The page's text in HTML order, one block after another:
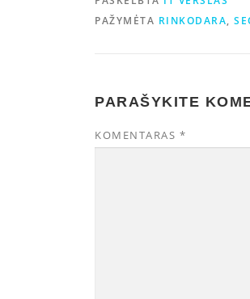
PAŽYMĖTA RINKODARA,
PARAŠYKITE
KOMENTARAS *